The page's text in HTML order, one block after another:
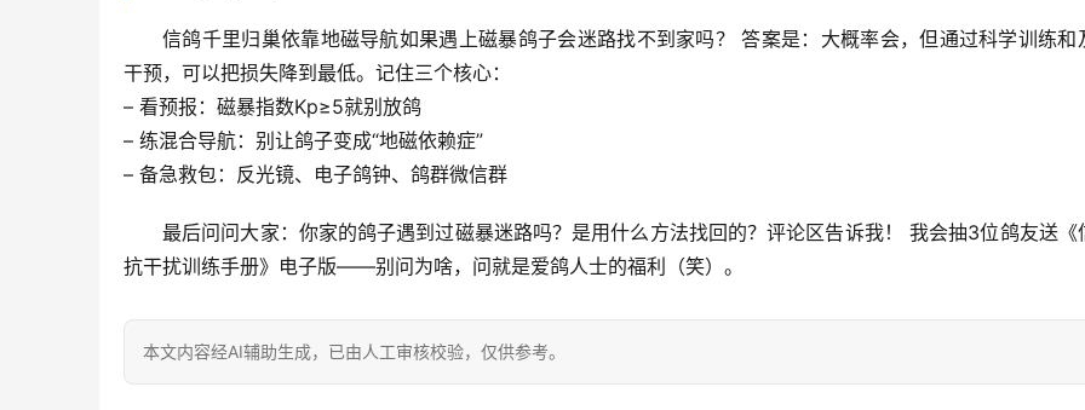
信鸽千里归巢依靠地磁导航如果遇上磁暴鸽子会迷路找不到家吗？
答案是：大概率会，但通过科学训练和
干预，可以把损失降到最低。记住三个核心：
– 看预报 ：磁暴指数Kp≥5就别放鸽
– 练混合导航：别让鸽子变成“地磁依赖症”
– 备急救包：反光镜、电子鸽钟、鸽群微信群
最后问问大家：你家的鸽子遇到过磁暴迷路吗？是用什么方法找回的？评论区告诉我！
我会抽3位鸽友送《
抗干扰训练手册》电子版——别问为啥，问就是爱鸽人士的福利（笑）。
本文内容经AI辅助生成，已由人工审核校验，仅供参考。